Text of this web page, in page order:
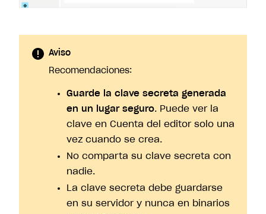
Aviso
Recomendaciones:
Guarde la clave secreta generada
en un lugar seguro. Puede ver la
clave en Cuenta del editor solo una
vez cuando se crea.
No comparta su clave secreta con
nadie.
La clave secreta debe guardarse
en su servidor y nunca en binarios